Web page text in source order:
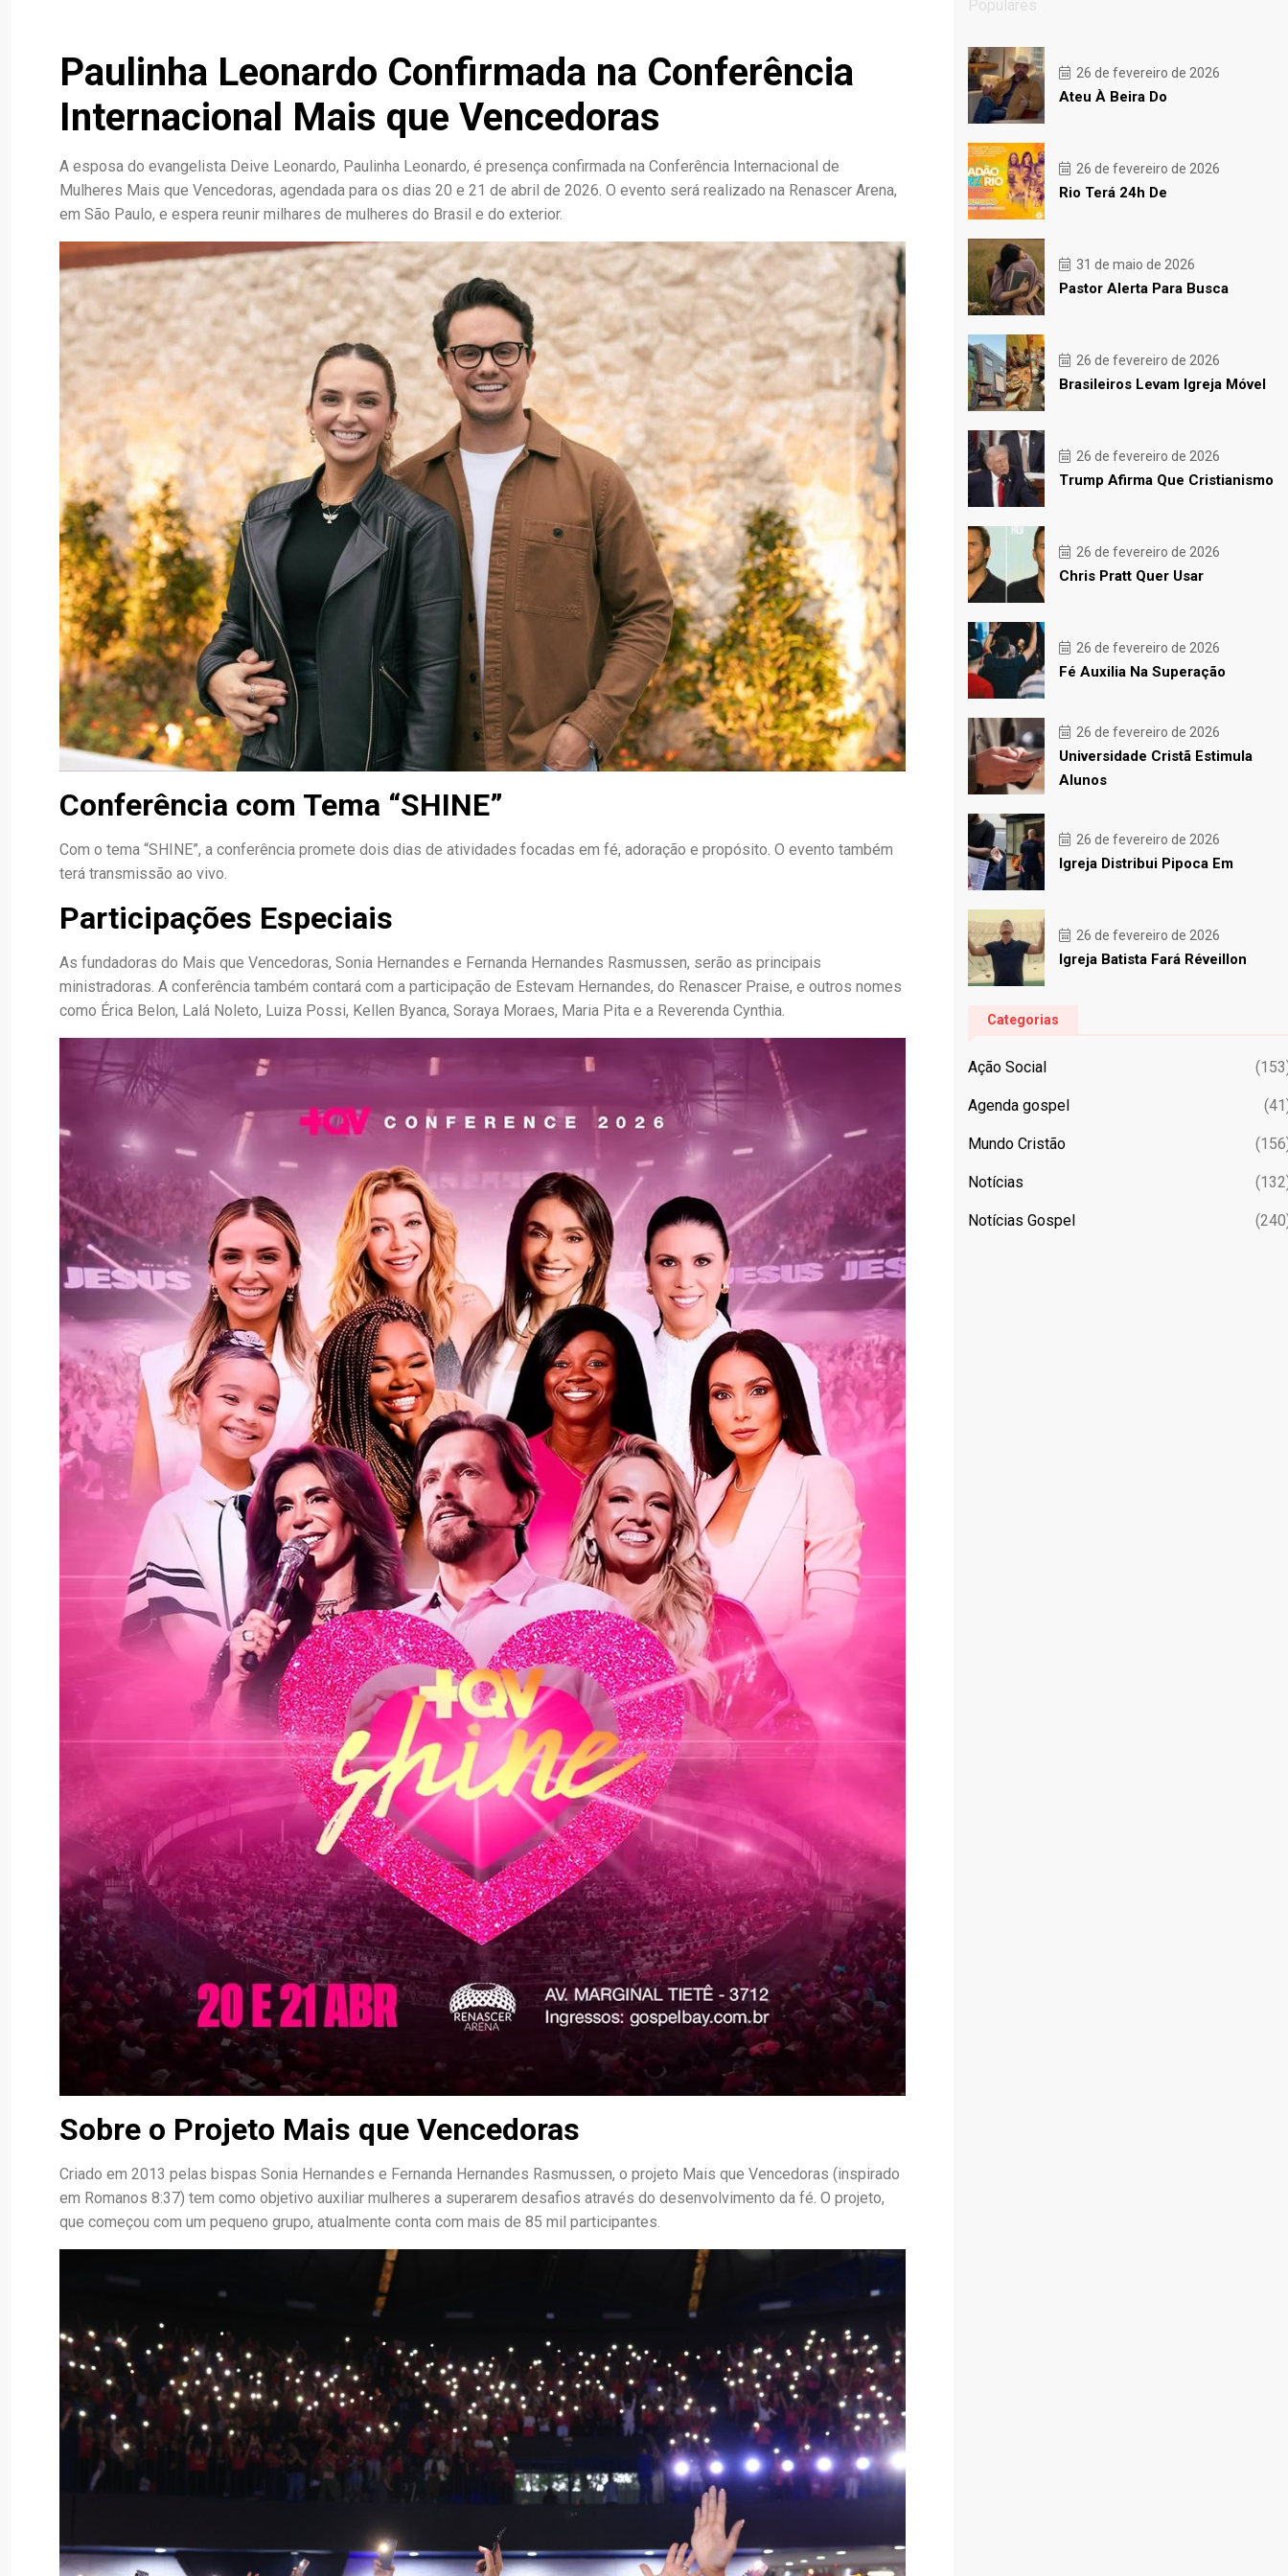
Paulinha Leonardo Confirmada na Conferência
Internacional Mais que Vencedoras
A esposa do evangelista Deive Leonardo, Paulinha Leonardo, é presença confirmada na Conferência Internacional de
Mulheres Mais que Vencedoras, agendada para os dias 20 e 21 de abril de 2026. O evento será realizado na Renascer Arena,
em São Paulo, e espera reunir milhares de mulheres do Brasil e do exterior.
Conferência com Tema “SHINE”
Com o tema “SHINE”, a conferência promete dois dias de atividades focadas em fé, adoração e propósito. O evento também
terá transmissão ao vivo.
Participações Especiais
As fundadoras do Mais que Vencedoras, Sonia Hernandes e Fernanda Hernandes Rasmussen, serão as principais
ministradoras. A conferência também contará com a participação de Estevam Hernandes, do Renascer Praise, e outros nomes
como Érica Belon, Lalá Noleto, Luiza Possi, Kellen Byanca, Soraya Moraes, Maria Pita e a Reverenda Cynthia.
Sobre o Projeto Mais que Vencedoras
Criado em 2013 pelas bispas Sonia Hernandes e Fernanda Hernandes Rasmussen, o projeto Mais que Vencedoras (inspirado
em Romanos 8:37) tem como objetivo auxiliar mulheres a superarem desafios através do desenvolvimento da fé. O projeto,
que começou com um pequeno grupo, atualmente conta com mais de 85 mil participantes.
Populares
26 de fevereiro de 2026
Ateu À Beira Do
26 de fevereiro de 2026
Rio Terá 24h De
31 de maio de 2026
Pastor Alerta Para Busca
26 de fevereiro de 2026
Brasileiros Levam Igreja Móvel
26 de fevereiro de 2026
Trump Afirma Que Cristianismo
26 de fevereiro de 2026
Chris Pratt Quer Usar
26 de fevereiro de 2026
Fé Auxilia Na Superação
26 de fevereiro de 2026
Universidade Cristã Estimula
Alunos
26 de fevereiro de 2026
Igreja Distribui Pipoca Em
26 de fevereiro de 2026
Igreja Batista Fará Réveillon
Categorias
Ação Social
Agenda gospel
Mundo Cristão
Notícias
Notícias Gospel